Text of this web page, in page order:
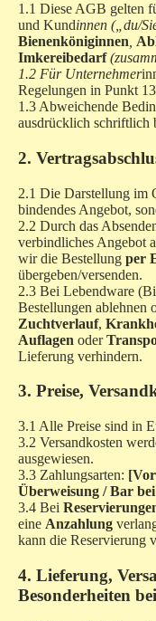
1.1 Diese AGB gelten
und Kundinnen („du/
Bienenköniginnen
Imkereibedarf
1.2 Für Unternehmer
Regelungen in Punkt
1.3 Abweichende
ausdrücklich schriftlich
2.
2.1 Die Darstellung im
bindendes Angebot,
2.2 Durch das
verbindliches Angebot
wir die Bestellung per
übergeben/versenden.
2.3 Bei Lebendware
Bestellungen ablehnen
Zuchtverlauf,
Auflagen oder
Lieferung verhindern.
3. Preise,
3.1 Alle Preise sind in
3.2 Versandkosten
ausgewiesen.
3.3 Zahlungsarten:
Überweisung / Bar
3.4 Bei
eine Anzahlung
kann die Reservierung
4. Lieferung,
Besonderheiten